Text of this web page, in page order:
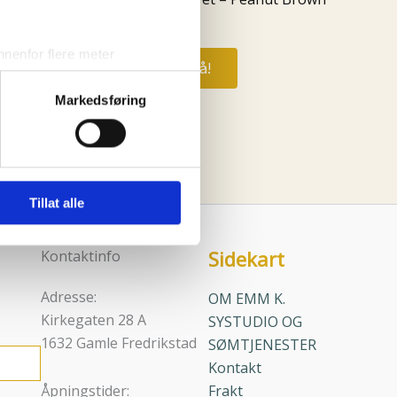
flere meter
hvordan de skal brukes.
mediefunksjoner og for å
partnerne våre innen
du har gjort tilgjengelig for
Markedsføring
Tillat alle
Kjøp nå!
Kontaktinfo
Adresse:
Kirkegaten 28 A
1632 Gamle Fredrikstad
Åpningstider:
Sidekart
OM EMM K.
SYSTUDIO OG
SØMTJENESTER
Kontakt
Frakt